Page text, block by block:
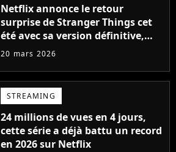
Netflix annonce le retour
surprise de Stranger Things cet
été avec sa version définitive,
une décision historique
20 mars 2026
STREAMING
24 millions de vues en 4 jours,
cette série a déjà battu un record
en 2026 sur Netflix